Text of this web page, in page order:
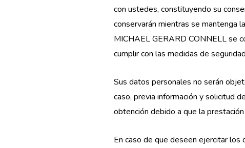
con ustedes, constituyendo su
conservarán mientras se mantenga
MICHAEL GERARD CONNELL se
cumplir con las medidas de
Sus datos personales no serán
caso, previa información y solicitud
obtención debido a que la
En caso de que deseen ejercitar los